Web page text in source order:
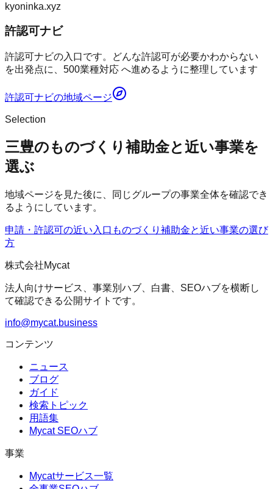
kyoninka.xyz
許認可ナビ
許認可ナビの入口です。どんな許認可が必要かわからない
を出発点に、500業種対応 へ進めるように整理しています
許認可ナビの地域ページ
Selection
三豊のものづくり補助金と近い事業を
選ぶ
地域ページを見た後に、同じグループの事業全体を確認でき
るようにしています。
申請・許認可の近い入口 ものづくり補助金と近い事業の選び
方
株式会社Mycat
法人向けサービス、事業別ハブ、白書、SEOハブを横断し
て確認できる公開サイトです。
info@mycat.business
コンテンツ
ニュース
ブログ
ガイド
検索トピック
用語集
Mycat SEOハブ
事業
Mycatサービス一覧